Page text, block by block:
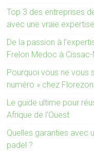
Top 3 des entreprises
avec une vraie
De la passion à
Frelon Medoc à
Pourquoi vous ne vous
numéro » chez
Le guide ultime pour
Afrique de l’Ouest
Quelles garanties avec
padel ?